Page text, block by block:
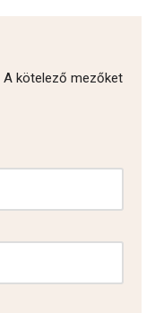
A kötelező mezőket